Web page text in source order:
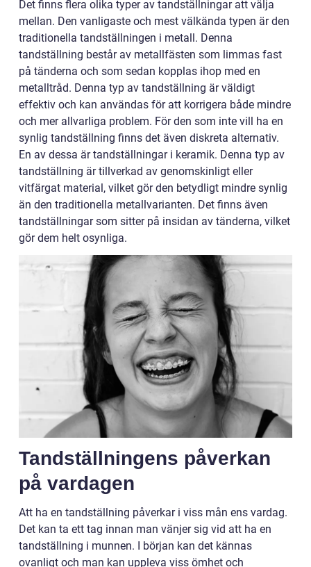
Det finns flera olika typer av tandställningar att välja
mellan. Den vanligaste och mest välkända typen är den
traditionella tandställningen i metall. Denna
tandställning består av metallfästen som limmas fast
på tänderna och som sedan kopplas ihop med en
metalltråd. Denna typ av tandställning är väldigt
effektiv och kan användas för att korrigera både mindre
och mer allvarliga problem. För den som inte vill ha en
synlig tandställning finns det även diskreta alternativ.
En av dessa är tandställningar i keramik. Denna typ av
tandställning är tillverkad av genomskinligt eller
vitfärgat material, vilket gör den betydligt mindre synlig
än den traditionella metallvarianten. Det finns även
tandställningar som sitter på insidan av tänderna, vilket
gör dem helt osynliga.
Tandställningens påverkan
på vardagen
Att ha en tandställning påverkar i viss mån ens vardag.
Det kan ta ett tag innan man vänjer sig vid att ha en
tandställning i munnen. I början kan det kännas
ovanligt och man kan uppleva viss ömhet och